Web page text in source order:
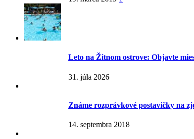
Leto na Žitnom ostrove: Objavte
31. júla 2026
Známe rozprávkové postavičky na
14. septembra 2018